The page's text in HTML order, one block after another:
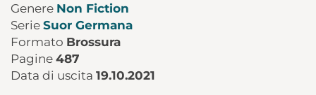
Genere Non Fiction
Serie Suor Germana
Formato Brossura
Pagine 487
Data di uscita 19.10.2021